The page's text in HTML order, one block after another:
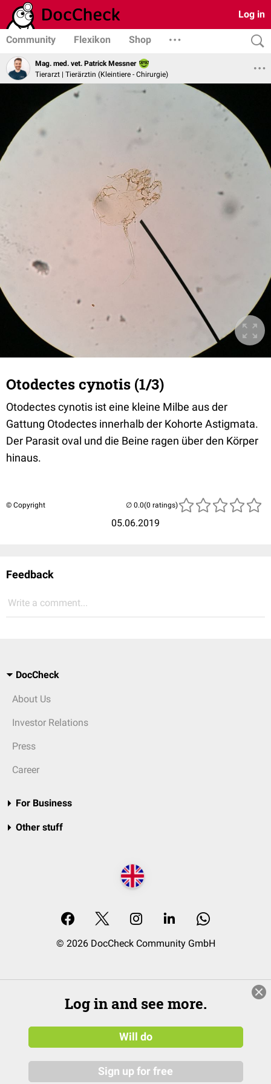
Log in
Community Flexikon Shop
Mag. med. vet. Patrick Messner
Tierarzt | Tierärztin (Kleintiere - Chirurgie)
Otodectes cynotis (1/3)
Otodectes cynotis ist eine kleine Milbe aus der
Gattung Otodectes innerhalb der Kohorte Astigmata.
Der Parasit oval und die Beine ragen über den Körper
hinaus.
© Copyright
05.06.2019
(0 ratings)
Feedback
Write a comment...
DocCheck
About Us
Investor Relations
Press
Career
For Business
Other stuff
© 2026 DocCheck Community GmbH
Log in and see more.
Will do
Sign up for free